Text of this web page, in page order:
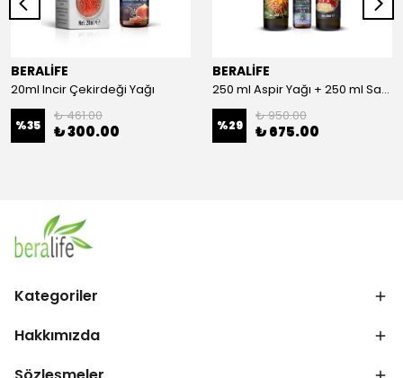
BERALİFE
20ml Incir Çekirdeği Yağı
%35
₺ 461.00
₺ 300.00
BERALİFE
250 ml Aspir Yağı + 250 ml Sandaloz Sakızlı Elma Sirkesi + 20 ml Çörek Otu Yağı
%29
₺ 950.00
₺ 675.00
Kategoriler
Hakkımızda